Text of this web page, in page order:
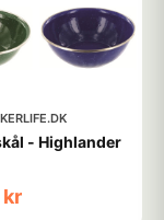
- Highlander